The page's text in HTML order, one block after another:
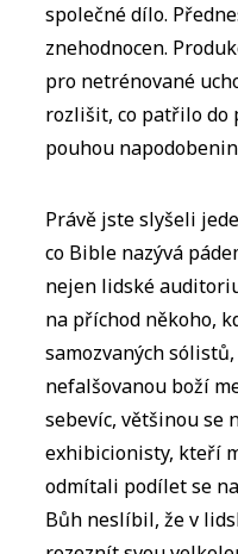
společné dílo.
znehodnocen.
pro netrénované
rozlišit, co patřilo do
pouhou
Právě jste slyšeli
co Bible nazývá
nejen lidské
na příchod někoho,
samozvaných
nefalšovanou boží
sebevíc, většinou se
exhibicionisty, kteří
odmítali podílet se
Bůh neslíbil, že v